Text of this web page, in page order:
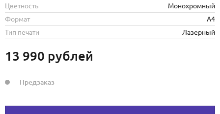
Цветность
Монохромный
Формат
А4
Тип печати
Лазерный
13 990 рублей
Предзаказ